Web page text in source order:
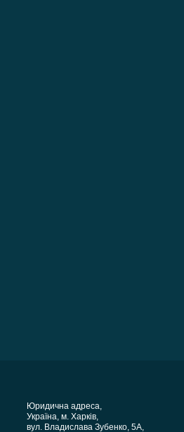
Юридична адреса,
Україна, м. Харків,
вул. Владислава Зубенко, 5А,